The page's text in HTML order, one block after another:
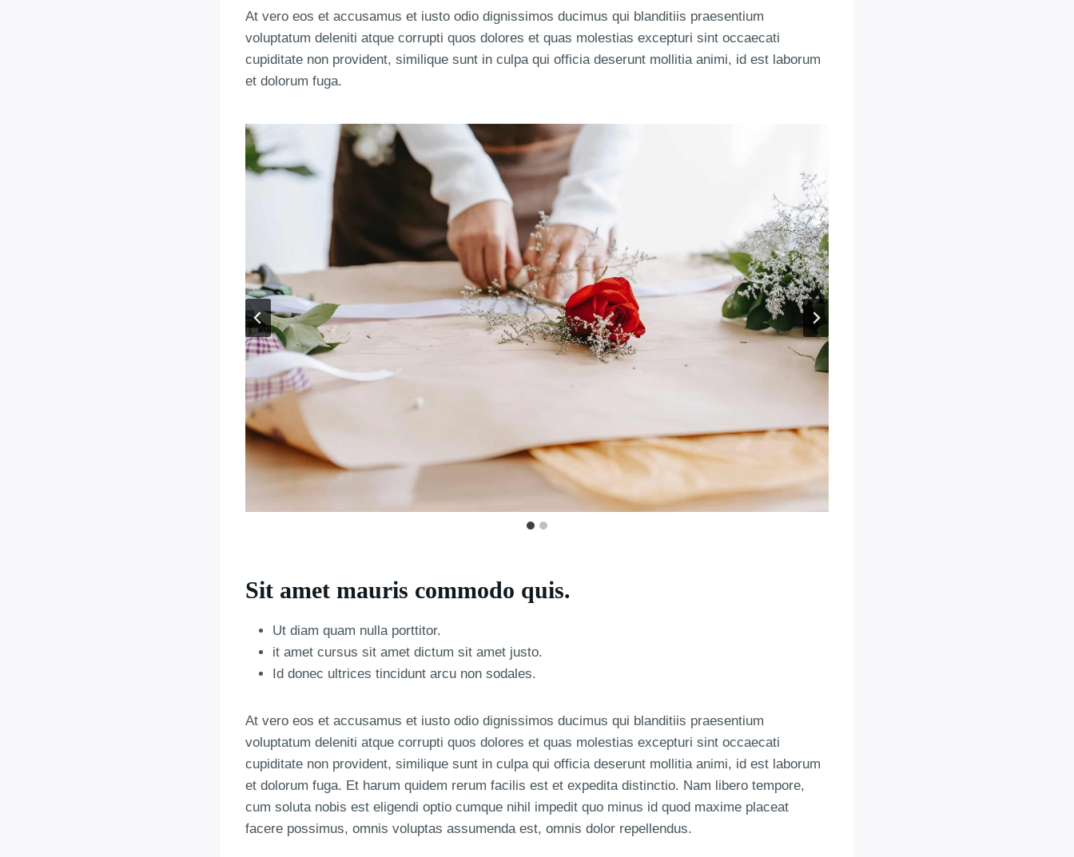
At vero eos et accusamus et iusto odio dignissimos ducimus qui blanditiis praesentium
voluptatum deleniti atque corrupti quos dolores et quas molestias excepturi sint occaecati
cupiditate non provident, similique sunt in culpa qui officia deserunt mollitia animi, id est laborum
et dolorum fuga.
Sit amet mauris commodo quis.
Ut diam quam nulla porttitor.
it amet cursus sit amet dictum sit amet justo.
Id donec ultrices tincidunt arcu non sodales.
At vero eos et accusamus et iusto odio dignissimos ducimus qui blanditiis praesentium
voluptatum deleniti atque corrupti quos dolores et quas molestias excepturi sint occaecati
cupiditate non provident, similique sunt in culpa qui officia deserunt mollitia animi, id est laborum
et dolorum fuga. Et harum quidem rerum facilis est et expedita distinctio. Nam libero tempore,
cum soluta nobis est eligendi optio cumque nihil impedit quo minus id quod maxime placeat
facere possimus, omnis voluptas assumenda est, omnis dolor repellendus.